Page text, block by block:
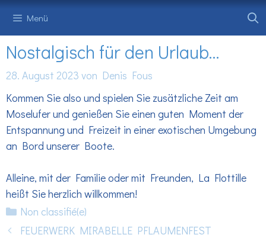
Zum
Inhalt
springen
Menü
Nostalgisch für den Urlaub…
28. August 2023 von Denis Fous
Kommen Sie also und spielen Sie zusätzliche Zeit am
Moselufer und genießen Sie einen guten Moment der
Entspannung und Freizeit in einer exotischen Umgebung
an Bord unserer Boote.
Alleine, mit der Familie oder mit Freunden, La Flottille
heißt Sie herzlich willkommen!
Kategorien
Non classifié(e)
FEUERWERK MIRABELLE PFLAUMENFEST